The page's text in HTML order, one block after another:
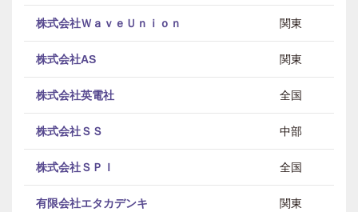
株式会社ＷａｖｅＵｎｉｏｎ 関東
株式会社AS 関東
株式会社英電社 全国
株式会社ＳＳ 中部
株式会社ＳＰＩ 全国
有限会社エタカデンキ 関東